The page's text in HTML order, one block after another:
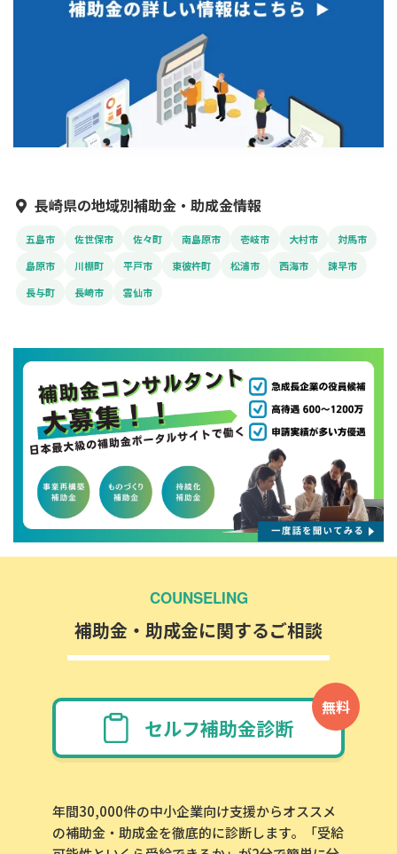
長崎県の地域別補助金・助成金情報
五島市 佐世保市 佐々町 南島原市 壱岐市 大村市
対馬市
島原市
川棚町 平戸市 東彼杵町 松浦市 西海市
諫早市
長与町
長崎市 雲仙市
COUNSELING
補助金・助成金に関するご相談
無料
セルフ補助金診断
年間30,000件の中小企業向け支援からオススメ
の補助金・助成金を徹底的に診断します。「受給